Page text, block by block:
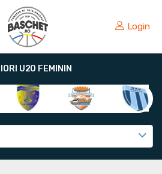
Login
U20 FEMININ